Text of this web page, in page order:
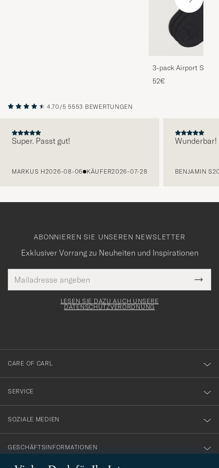
3-pack Airport
Melange
52€
4.70/5 5553 BEWERTUNGEN
Super. Passt gut!
MARKUS H2026-08-06 KÄUFER2026-07-28
Wunderbar!
BENJAMIN S
ABONNIEREN SIE UNSEREN NEWSLETTER
Exklusiver Vorrang zu Neuheiten und Inspirationen
Mail
Adresse
Tack
för
dig
till
vårt
nyhetsbrev!
LESEN SIE DAZU AUCH UNSERE
DATENSCHUTZVERORDNUNG
CARE OF CARL
SERVICE
SOZIALE MEDIEN
GESCHÄFTSINFORMATIONEN